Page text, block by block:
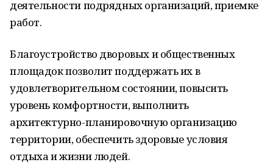
деятельности подрядных организаций, приемке
работ.
Благоустройство дворовых и общественных
площадок позволит поддержать их в
удовлетворительном состоянии, повысить
уровень комфортности, выполнить
архитектурно-планировочную организацию
территории, обеспечить здоровые условия
отдыха и жизни людей.